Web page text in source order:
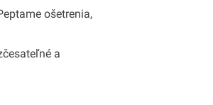
ošetrenia,
a